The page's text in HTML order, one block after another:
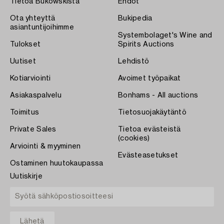
Tietoa Bukowskista
Ota yhteyttä
asiantuntijoihimme
Tulokset
Uutiset
Kotiarviointi
Asiakaspalvelu
Toimitus
Private Sales
Arviointi & myyminen
Ostaminen huutokaupassa
Ehdot
Bukipedia
Systembolaget's Wine and
Spirits Auctions
Lehdistö
Avoimet työpaikat
Bonhams - All auctions
Tietosuojakäytäntö
Tietoa evästeistä
(cookies)
Evästeasetukset
Uutiskirje